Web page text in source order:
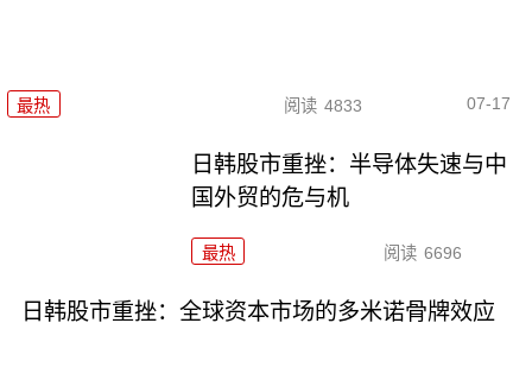
最热 阅读 4833 07-17
日韩股市重挫：半导体失速与中
国外贸的危与机
最热 阅读 6696
日韩股市重挫：全球资本市场的多米诺骨牌效应